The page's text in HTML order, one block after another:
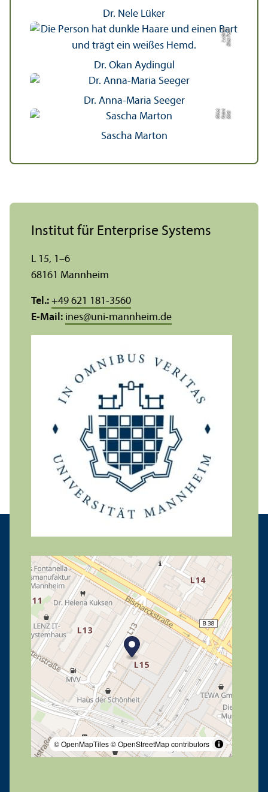
Dr. Nele Lüker
Bil
d:
F
eli
x
L
u
d
wi
g
Dr. Okan Aydingül
Dr. Anna-Maria Seeger
Bil
d:
K
a
t
ri
nGl
ü
c
kle
r
Sascha Marton
© OpenMapTiles© OpenStreetMap contributors
Institut für Enterprise Systems
L 15, 1–6
68161 Mannheim
Tel.: +49 621 181-3560
E-Mail: ines@uni-mannheim.de